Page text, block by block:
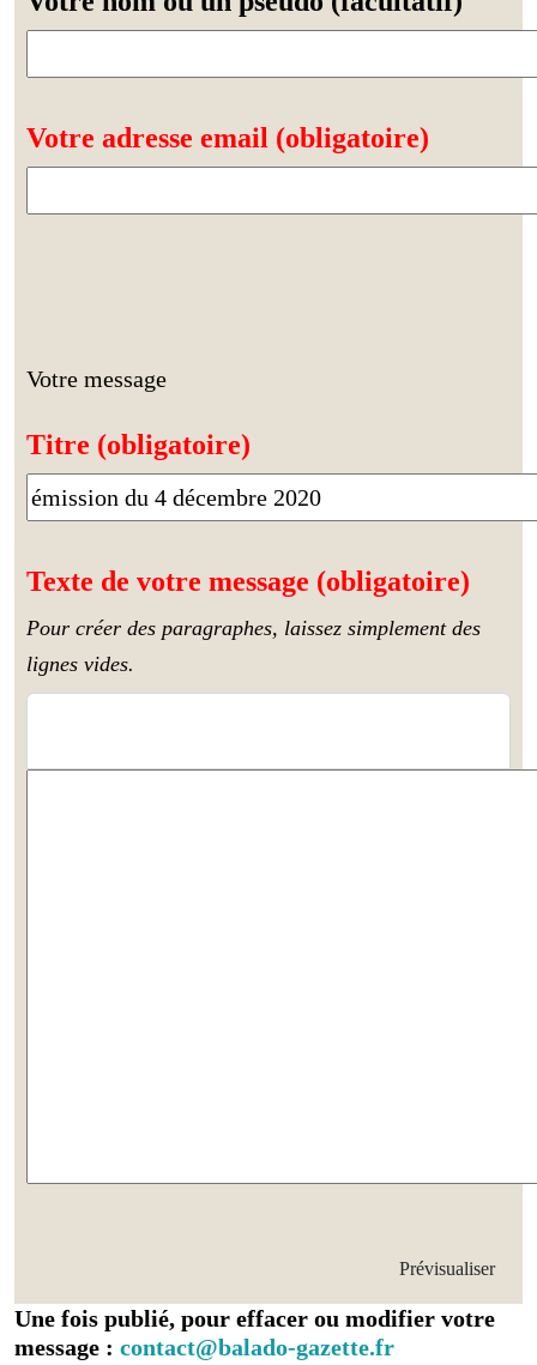
Votre adresse email (obligatoire)
Votre message
Titre (obligatoire)
Texte de votre message (obligatoire)
Pour créer des paragraphes, laissez simplement des
lignes vides.
Une fois publié, pour effacer ou modifier votre
message : contact@balado-gazette.fr